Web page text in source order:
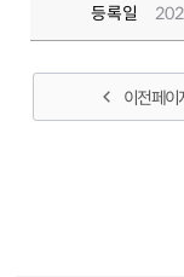
등록일
이전 페이